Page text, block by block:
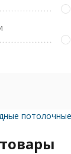
потолочные